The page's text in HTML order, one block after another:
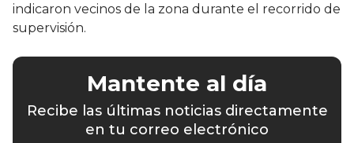
indicaron vecinos de la zona durante el recorrido de
supervisión.
Mantente al día
Recibe las últimas noticias directamente
en tu correo electrónico